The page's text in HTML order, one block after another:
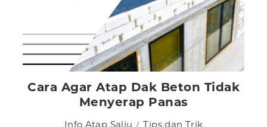
Cara Agar Atap Dak Beton Tidak
Menyerap Panas
Info Atap Salju
Tips dan Trik